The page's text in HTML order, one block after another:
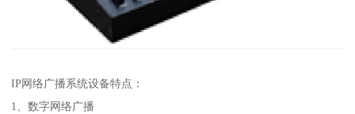
IP网络广播系统设备特点：
1、数字网络广播